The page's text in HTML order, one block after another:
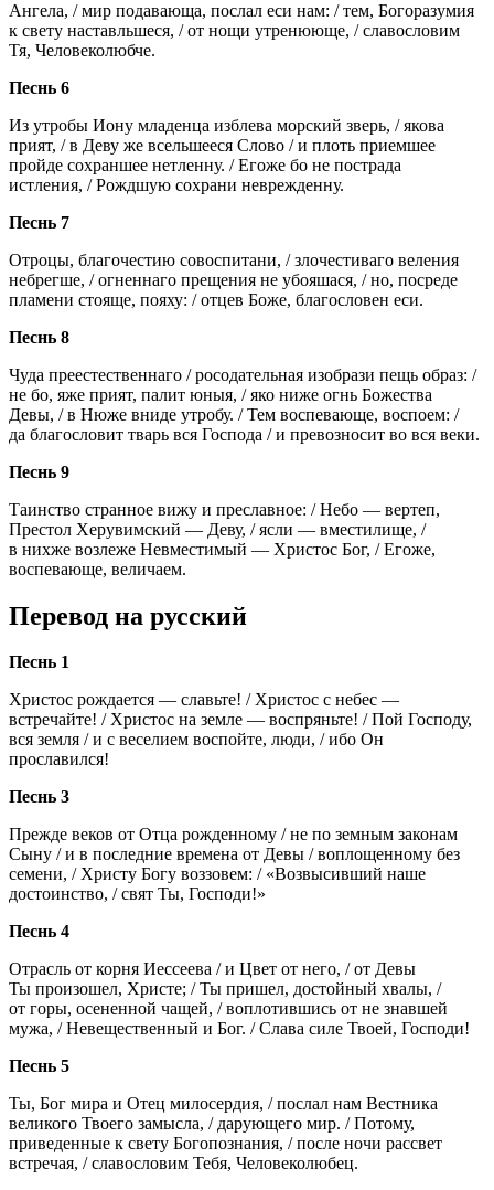
Ангела, / мир подавающа, послал еси нам: / тем, Богоразумия
к свету наставльшеся, / от нощи утренююще, / славословим
Тя, Человеколюбче.
Песнь 6
Из утробы Иону младенца изблева морский зверь, / якова
прият, / в Деву же всельшееся Слово / и плоть приемшее
пройде сохраншее нетленну. / Егоже бо не пострада
истления, / Рождшую сохрани неврежденну.
Песнь 7
Отроцы, благочестию совоспитани, / злочестиваго веления
небрегше, / огненнаго прещения не убояшася, / но, посреде
пламени стояще, пояху: / отцев Боже, благословен еси.
Песнь 8
Чуда преестественнаго / росодательная изобрази пещь образ: /
не бо, яже прият, палит юныя, / яко ниже огнь Божества
Девы, / в Нюже вниде утробу. / Тем воспевающе, воспоем: /
да благословит тварь вся Господа / и превозносит во вся веки.
Песнь 9
Таинство странное вижу и преславное: / Небо — вертеп,
Престол Херувимский — Деву, / ясли — вместилище, /
в нихже возлеже Невместимый — Христос Бог, / Егоже,
воспевающе, величаем.
Перевод на русский
Песнь 1
Христос рождается — славьте! / Христос с небес —
встречайте! / Христос на земле — воспряньте! / Пой Господу,
вся земля / и с веселием воспойте, люди, / ибо Он
прославился!
Песнь 3
Прежде веков от Отца рожденному / не по земным законам
Сыну / и в последние времена от Девы / воплощенному без
семени, / Христу Богу воззовем: / «Возвысивший наше
достоинство, / свят Ты, Господи!»
Песнь 4
Отрасль от корня Иессеева / и Цвет от него, / от Девы
Ты произошел, Христе; / Ты пришел, достойный хвалы, /
от горы, осененной чащей, / воплотившись от не знавшей
мужа, / Невещественный и Бог. / Слава силе Твоей, Господи!
Песнь 5
Ты, Бог мира и Отец милосердия, / послал нам Вестника
великого Твоего замысла, / дарующего мир. / Потому,
приведенные к свету Богопознания, / после ночи рассвет
встречая, / славословим Тебя, Человеколюбец.